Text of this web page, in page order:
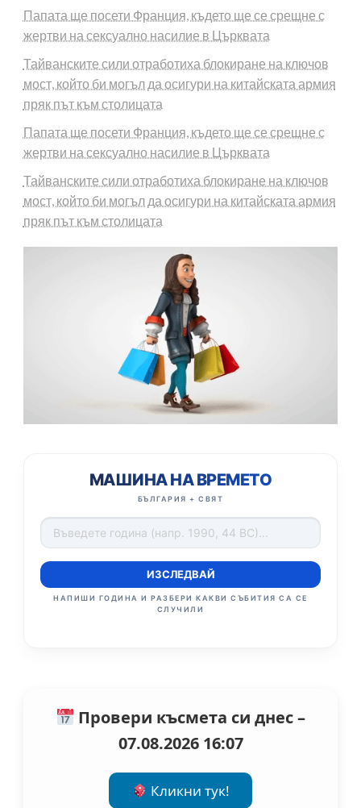
Папата ще посети Франция, където ще се срещне с
жертви на сексуално насилие в Църквата
Тайванските сили отработиха блокиране на ключов
мост, който би могъл да осигури на китайската армия
пряк път към столицата
Папата ще посети Франция, където ще се срещне с
жертви на сексуално насилие в Църквата
Тайванските сили отработиха блокиране на ключов
мост, който би могъл да осигури на китайската армия
пряк път към столицата
МАШИНА НА ВРЕМЕТО
БЪЛГАРИЯ + СВЯТ
ИЗСЛЕДВАЙ
НАПИШИ ГОДИНА И РАЗБЕРИ КАКВИ СЪБИТИЯ СА СЕ
СЛУЧИЛИ
Провери късмета си днес –
07.08.2026 16:07
Кликни тук!